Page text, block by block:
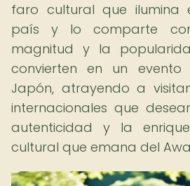
faro cultural que ilumina
país y lo comparte
magnitud y la
convierten en un evento
Japón, atrayendo a
internacionales que
autenticidad y la
cultural que emana del